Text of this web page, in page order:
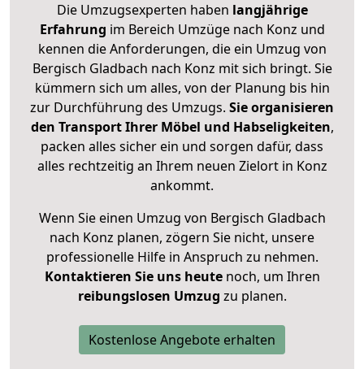
Die Umzugsexperten haben langjährige
Erfahrung im Bereich Umzüge nach Konz und
kennen die Anforderungen, die ein Umzug von
Bergisch Gladbach nach Konz mit sich bringt. Sie
kümmern sich um alles, von der Planung bis hin
zur Durchführung des Umzugs. Sie organisieren
den Transport Ihrer Möbel und Habseligkeiten,
packen alles sicher ein und sorgen dafür, dass
alles rechtzeitig an Ihrem neuen Zielort in Konz
ankommt.
Wenn Sie einen Umzug von Bergisch Gladbach
nach Konz planen, zögern Sie nicht, unsere
professionelle Hilfe in Anspruch zu nehmen.
Kontaktieren Sie uns heutenoch, um Ihren
reibungslosen Umzug zu planen.
Kostenlose Angebote erhalten